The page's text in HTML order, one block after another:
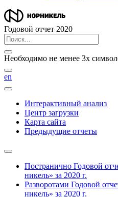
Годовой отчет 2020
Необходимо не менее 3х
en
Интерактивный анализ
Центр загрузки
Карта сайта
Предыдущие отчеты
Постранично Годовой
никель» за 2020 г.
Разворотами Годовой
никель» за 2020 г.